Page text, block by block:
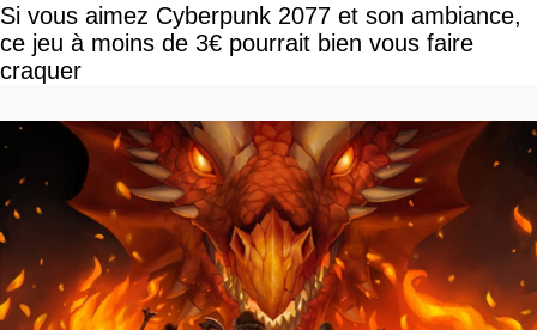
Si vous aimez Cyberpunk 2077 et son ambiance,
ce jeu à moins de 3€ pourrait bien vous faire
craquer